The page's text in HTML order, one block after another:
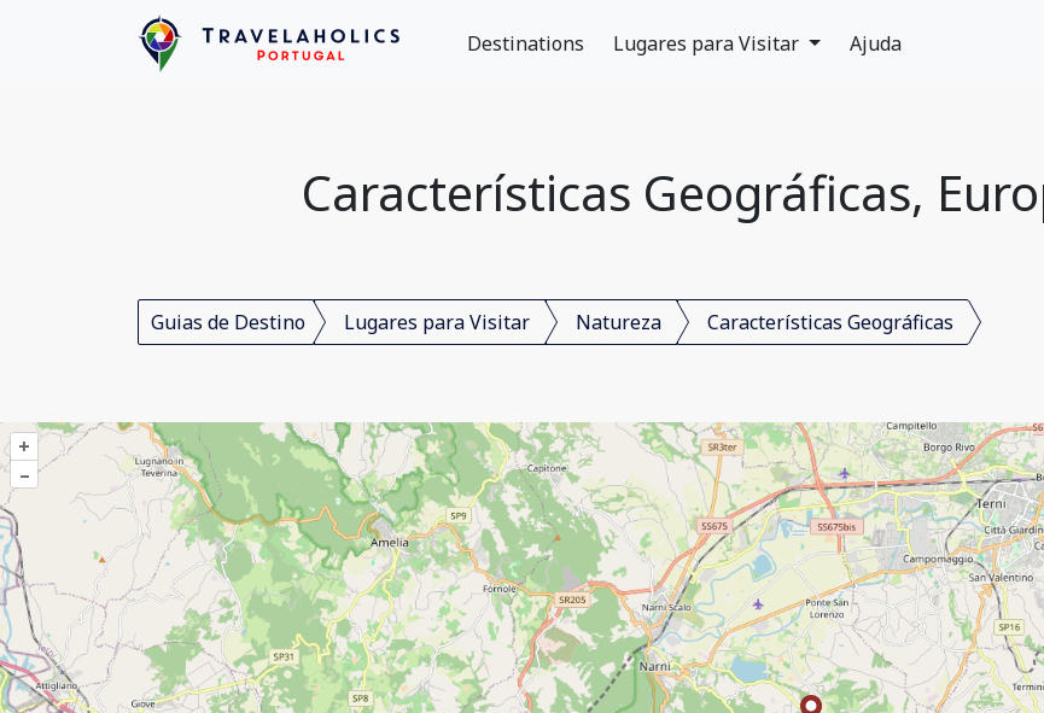
Destinations Lugares para Visitar Ajuda
Características Geográficas,
Guias de Destino Lugares para Visitar Natureza Características Geográficas
+
–